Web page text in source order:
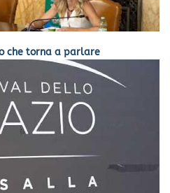
che torna a parlare